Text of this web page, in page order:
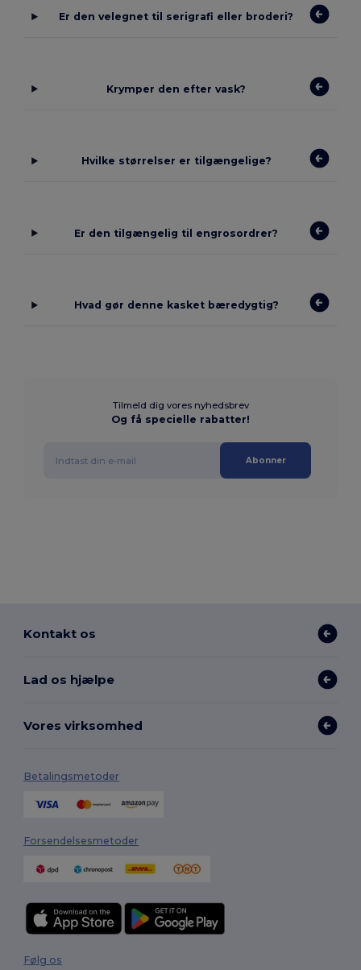
Er den velegnet til serigrafi eller broderi?
Krymper den efter vask?
Hvilke størrelser er tilgængelige?
Er den tilgængelig til engrosordrer?
Hvad gør denne kasket bæredygtig?
Tilmeld dig vores nyhedsbrev
Og få specielle rabatter!
Abonner
Kontakt os
Lad os hjælpe
Vores virksomhed
Betalingsmetoder
Forsendelsesmetoder
Følg os